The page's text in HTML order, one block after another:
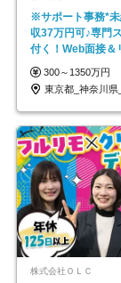
※サポート事務*未
収37万円可♪専門
付く！Web面接＆
も充実♪/a
300～1350万円
東京都_神奈川県_埼玉県
株式会社ＯＬＣ